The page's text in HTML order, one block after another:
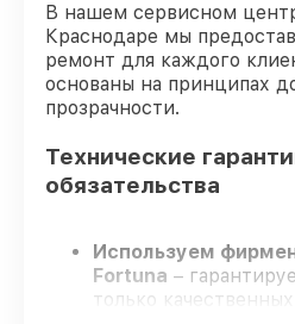
В нашем сервисном
Краснодаре мы
ремонт для каждого
основаны на принципах
прозрачности.
Технические
обязательства
Используем
Fortuna –
только